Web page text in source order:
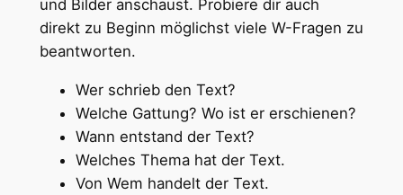
und Bilder anschaust. Probiere dir auch
direkt zu Beginn möglichst viele W-Fragen zu
beantworten.
Wer schrieb den Text?
Welche Gattung? Wo ist er erschienen?
Wann entstand der Text?
Welches Thema hat der Text.
Von Wem handelt der Text.